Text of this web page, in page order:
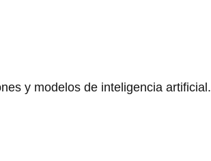
y modelos de inteligencia artificial.